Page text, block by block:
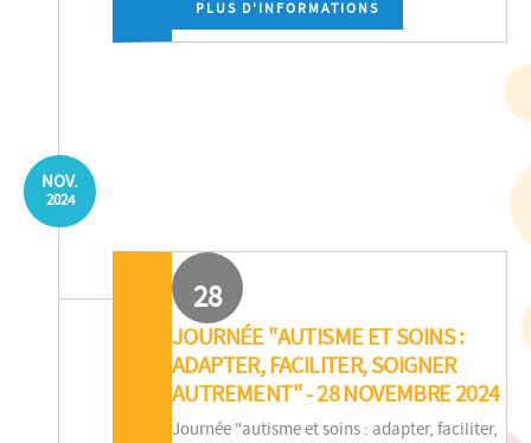
PLUS D'INFORMATIONS
NOV.
2024
28
JOURNÉE "AUTISME ET SOINS :
ADAPTER, FACILITER, SOIGNER
AUTREMENT" - 28 NOVEMBRE 2024
Journée "autisme et soins : adapter, faciliter,